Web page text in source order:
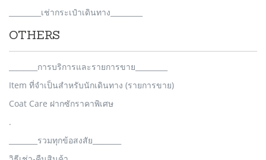
_________เช่ากระเป๋าเดินทาง_________
OTHERS
________การบริการและรายการขาย_________
Item ที่จำเป็นสำหรับนักเดินทาง (รายการขาย)
Coat Care ฝากซักราคาพิเศษ
.
________รวมทุกข้อสงสัย________